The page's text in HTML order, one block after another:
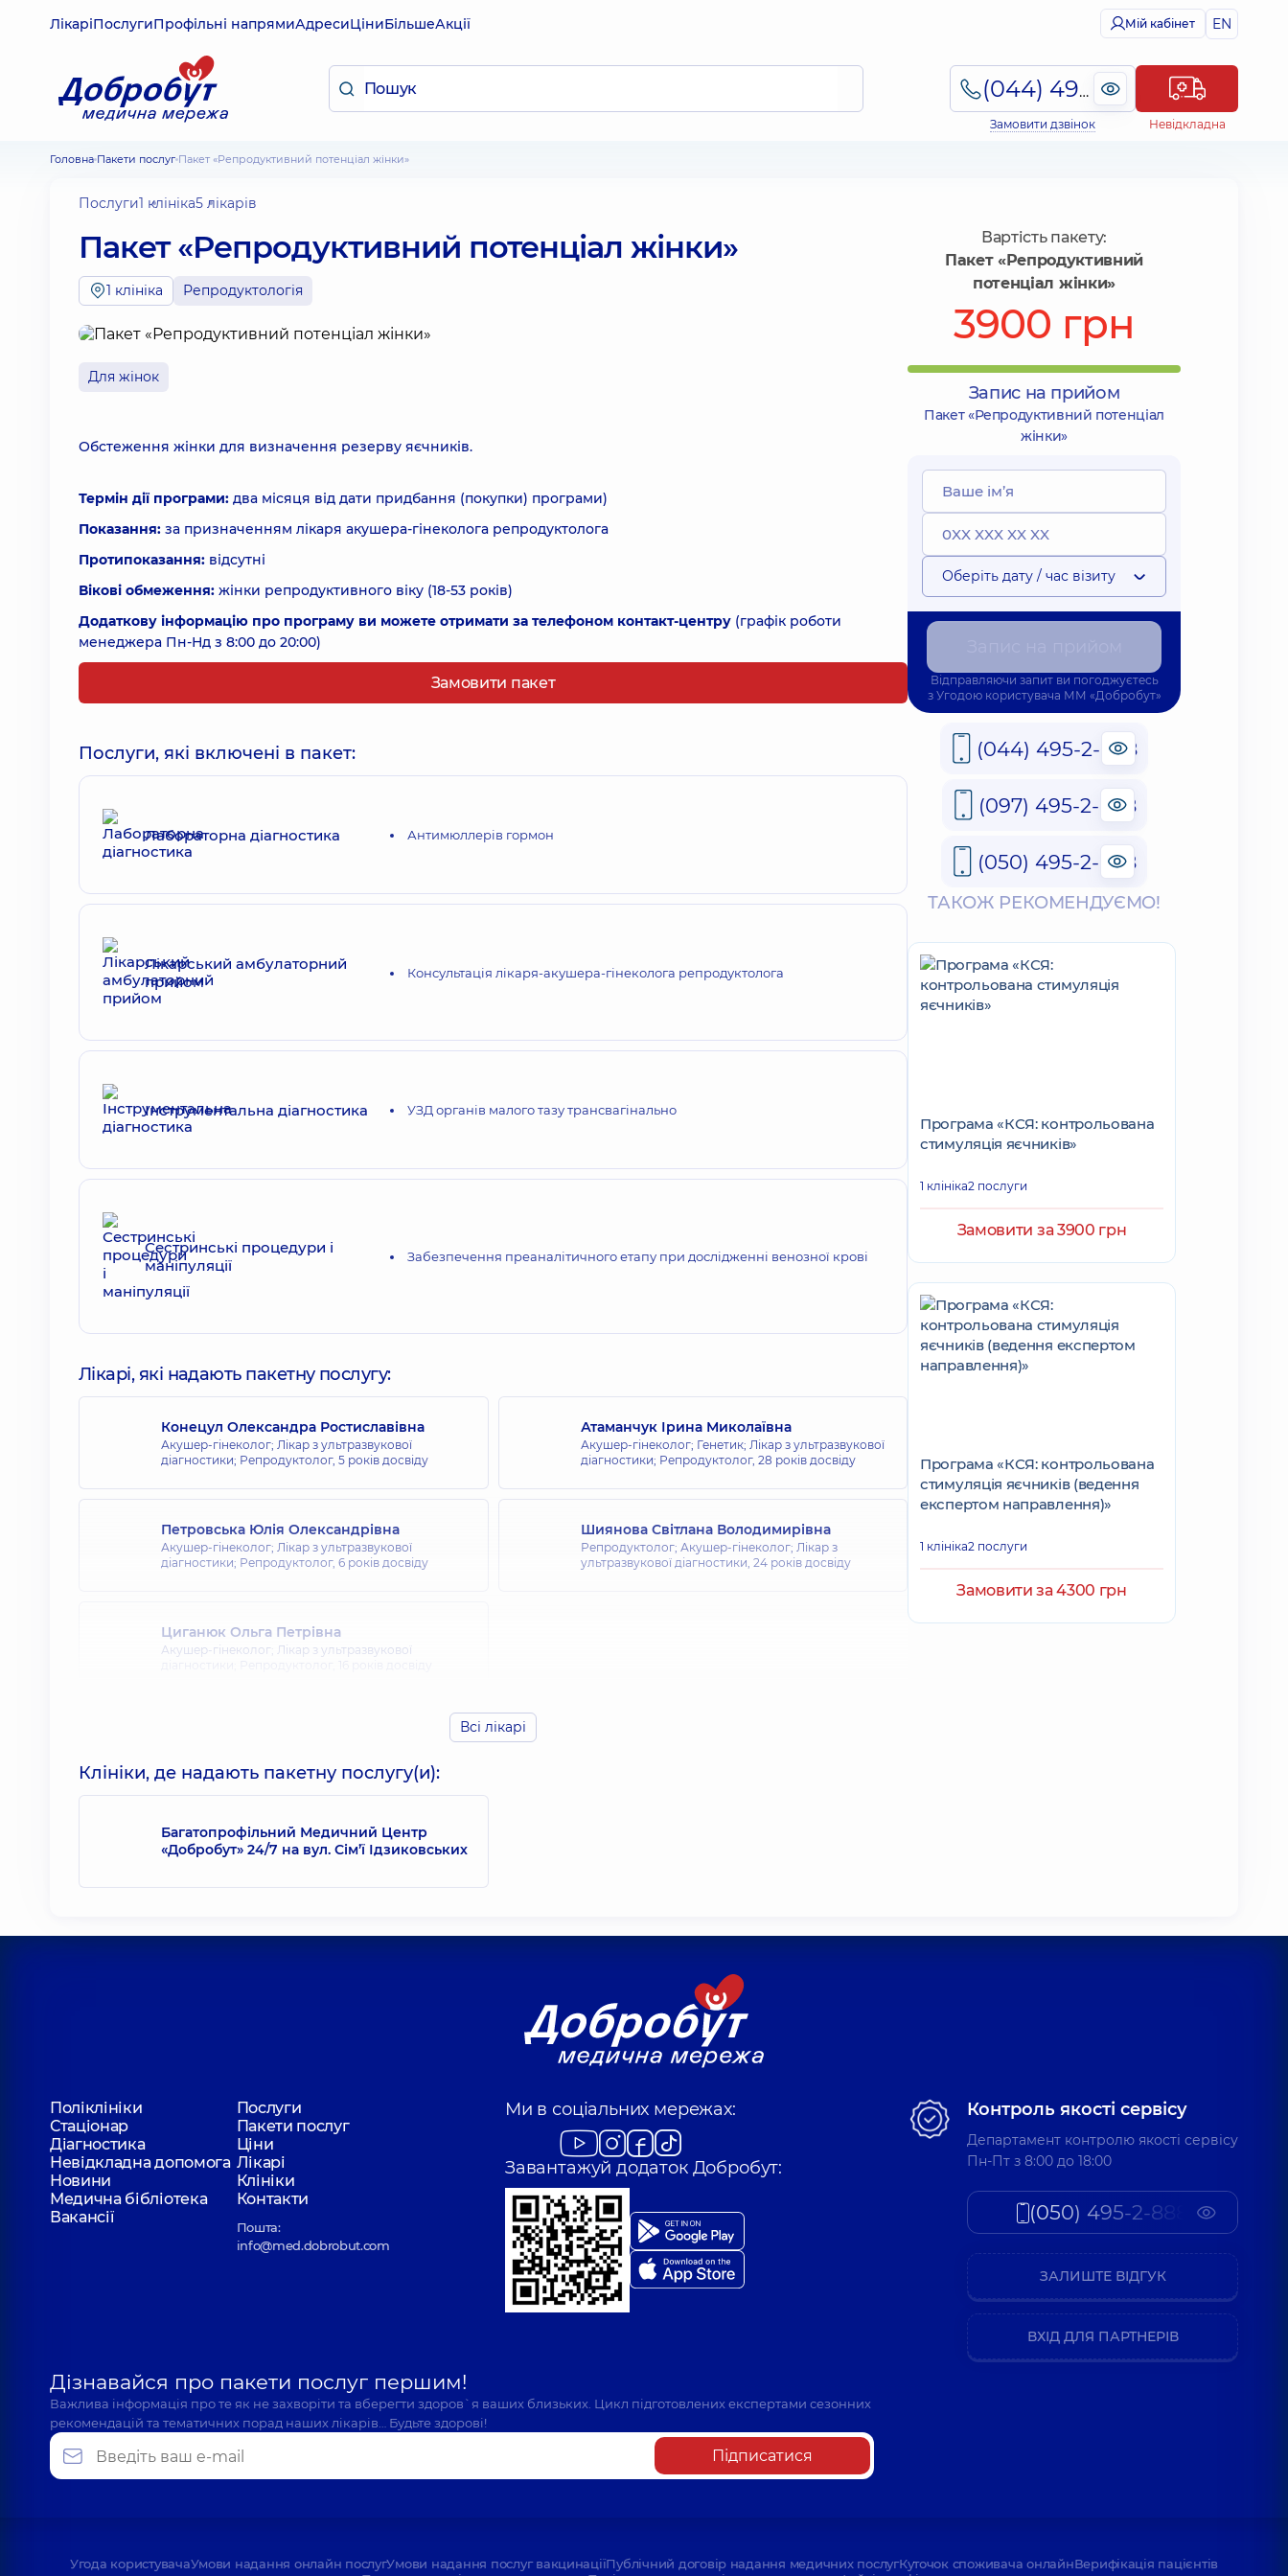
ЛікаріПослугиПрофільні напрямиАдресиЦіниБільшеАкції Мій кабінет EN
(044) 495-2-888
Замовити дзвінок Невідкладна
Головна Пакети послуг Пакет «Репродуктивний потенціал жінки»
Послуги1 клініка5 лікарів
Пакет «Репродуктивний потенціал жінки»
1 клініка Репродуктологія
Для жінок
Обстеження жінки для визначення резерву яєчників.
Термін дії програми: два місяця від дати придбання (покупки) програми)
Показання: за призначенням лікаря акушера-гінеколога репродуктолога
Протипоказання: відсутні
Вікові обмеження: жінки репродуктивного віку (18-53 років)
Додаткову інформацію про програму ви можете отримати за телефоном контакт-центру (графік роботи
менеджера Пн-Нд з 8:00 до 20:00)
Замовити пакет
Послуги, які включені в пакет:
Лабораторна діагностика Антимюллерів гормон
Лікарський амбулаторний
прийом
Консультація лікаря-акушера-гінеколога репродуктолога
Інструментальна діагностика УЗД органів малого тазу трансвагінально
Сестринські процедури і
маніпуляції
Забезпечення преаналітичного етапу при дослідженні венозної крові
Лікарі, які надають пакетну послугу:
Конецул Олександра Ростиславівна
Акушер-гінеколог; Лікар з ультразвукової
діагностики; Репродуктолог, 5 років досвіду
Атаманчук Ірина Миколаївна
Акушер-гінеколог; Генетик; Лікар з ультразвукової
діагностики; Репродуктолог, 28 років досвіду
Петровська Юлія Олександрівна
Акушер-гінеколог; Лікар з ультразвукової
діагностики; Репродуктолог, 6 років досвіду
Шиянова Світлана Володимирівна
Репродуктолог; Акушер-гінеколог; Лікар з
ультразвукової діагностики, 24 років досвіду
Циганюк Ольга Петрівна
Акушер-гінеколог; Лікар з ультразвукової
16 років досвіду
Всі лікарі
Клініки, де надають пакетну послугу(и):
Багатопрофільний Медичний Центр
«Добробут» 24/7 на вул. Сім’ї Ідзиковських
Вартість пакету:
Пакет «Репродуктивний
потенціал жінки»
3900 грн
Запис на прийом
Пакет «Репродуктивний потенціал
жінки»
Оберіть дату / час візиту
Відправляючи запит ви погоджуєтесь
з Угодою користувача ММ «Добробут»
(044) 495-2-888
(097) 495-2-888
(050) 495-2-888
ТАКОЖ РЕКОМЕНДУЄМО!
Програма «КСЯ: контрольована
стимуляція яєчників»
1 клініка2 послуги
Замовити за 3900 грн
Програма «КСЯ: контрольована
стимуляція яєчників (ведення
експертом направлення)»
1 клініка2 послуги
Замовити за 4300 грн
Поліклініки
Послуги
Стаціонар
Пакети послуг
Діагностика
Ціни
Невідкладна допомога Лікарі
Новини
Клініки
Медична бібліотека
Контакти
Вакансії
Пошта:
info@med.dobrobut.com
Ми в соціальних мережах:
Завантажуй додаток Добробут:
Дізнавайся про пакети послуг першим!
Важлива інформація про те як не захворіти та вберегти здоров`я ваших близьких. Цикл підготовлених експертами сезонних
рекомендацій та тематичних порад наших лікарів… Будьте здорові!
Підписатися
Контроль якості сервісу
Департамент контролю якості сервісу
Пн-Пт з 8:00 до 18:00
(050) 495-2-888
ЗАЛИШТЕ ВІДГУК
ВХІД ДЛЯ ПАРТНЕРІВ
Угода користувачаУмови надання онлайн послугУмови надання послуг вакцинаціїПублічний договір надання медичних послугКуточок споживача онлайнВерифікація пацієнтів